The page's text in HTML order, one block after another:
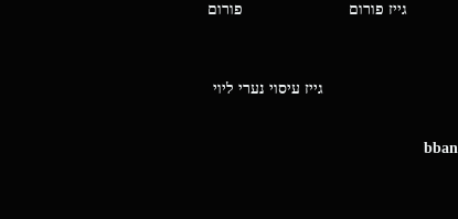
גייז פורום
פורום
מסאג גייז עיסוי נערי ליוי